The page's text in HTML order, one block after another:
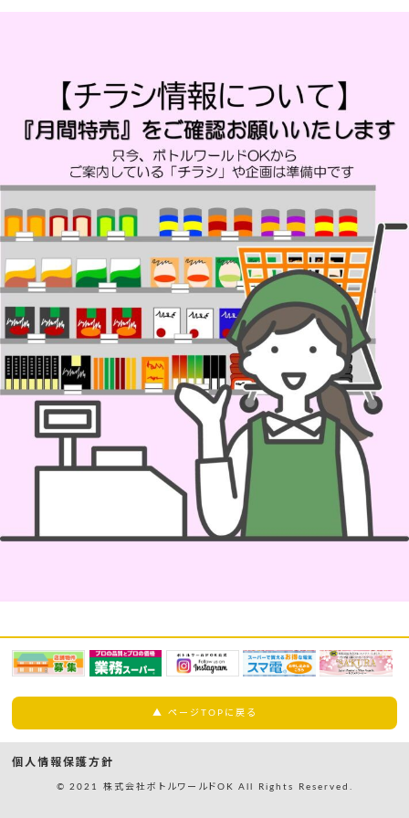
▲ ページTOPに戻る
個人情報保護方針
© 2021 株式会社ボトルワールドOK All Rights Reserved.